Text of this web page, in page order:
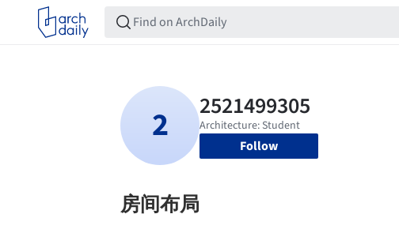
Follow
房间布局